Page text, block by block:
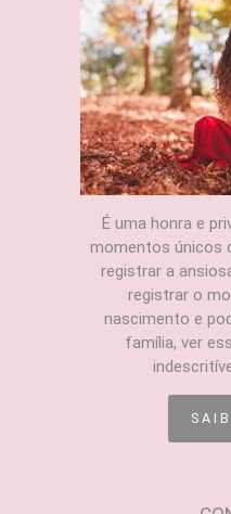
É uma honra e
momentos únicos
registrar a
registrar o
nascimento e
família, ver